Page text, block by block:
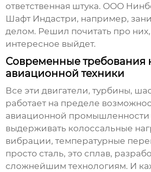
ответственная штука. ООО
Шафт Индастри, например,
делом. Решил почитать про них,
интересное выйдет.
Современные требования
авиационной техники
Все эти двигатели, турбины,
работает на пределе
авиационной промышленности
выдерживать колоссальные
вибрации, температурные
просто сталь, это сплав,
сложнейшим технологиям. И